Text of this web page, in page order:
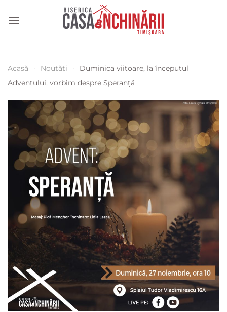
Acasă Noutăți
Duminica viitoare, la începutul
Adventului, vorbim despre Speranță